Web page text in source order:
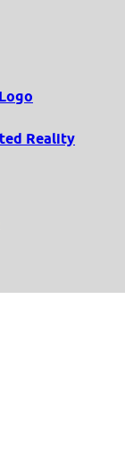
Logo
Reality